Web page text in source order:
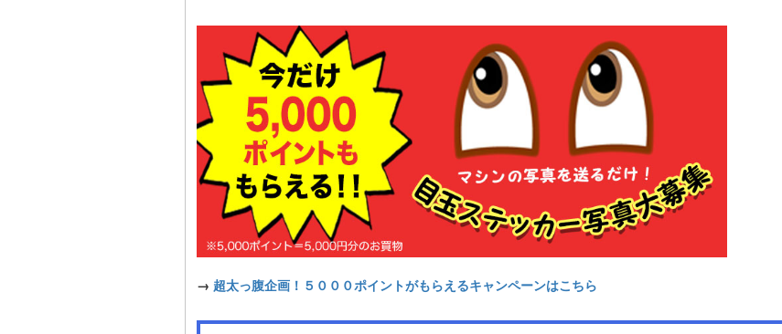
→ 超太っ腹企画！５０００ポイントがもらえるキャンペーンはこちら